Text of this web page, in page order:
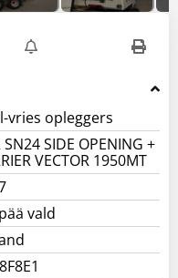
vries opleggers
SN24 SIDE OPENING +
VECTOR 1950MT
vald